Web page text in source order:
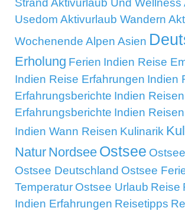
Strand Aktivurlaub Und Wellness
Usedom Aktivurlaub Wandern
Wochenende Alpen Asien
Erholung Ferien Indien Reise
Indien Reise Erfahrungen Indien
Erfahrungsberichte Indien Reisen
Erfahrungsberichte Indien
Indien Wann Reisen Kulinarik
Natur Nordsee Ostsee
Ostsee Deutschland Ostsee
Temperatur Ostsee Urlaub Reise
Indien Erfahrungen Reisetipps